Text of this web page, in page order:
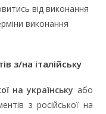
від виконання
виконання
з/на італійську
на українську або
з російської на